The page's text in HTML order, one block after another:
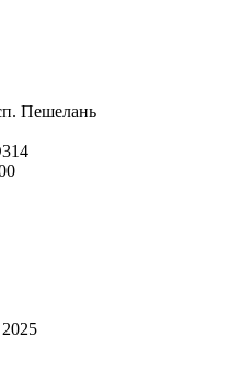
Пешелань